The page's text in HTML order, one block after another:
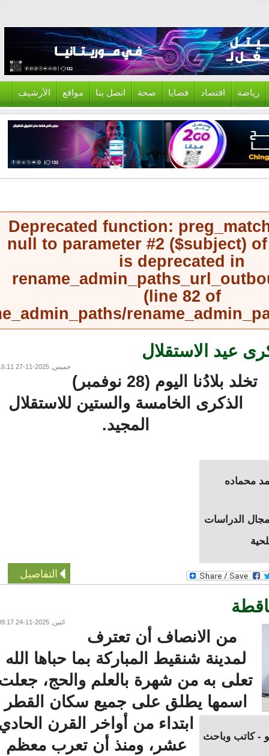
اقتصاد قضايا صحة اتصل بنا مواقع الأرشيف
Deprecated function:
null to parameter #2 ($subject)
is deprecated in
(line82of
عيد الاستقلال
خميس, 2025-11-27 16:11
الدراسات
تخلد بلادُنا اليوم (28 نوفمبر)
الذكرى الخامسة والستين للاستقلال
المجيد.
التفاصيل
اثنين, 2025-11-24 09:17
كاتب وباحث
من الانصاف أن تعترف
لمدينة شنقيط المباركة بما حباها الله
تعلى به من شهرة بالعلم والحج، جعلت
اسمها يطلق على جميع سكان القطر
ابتداء من أواخر القرن الحادي
عشر، ومنذ أن تعرب معظم